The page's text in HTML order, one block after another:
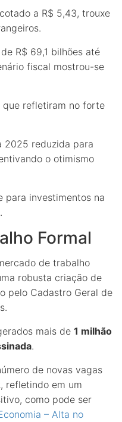
a R$ 5,43, trouxe
R$ 69,1 bilhões até
fiscal mostrou-se
que refletiram no forte
2025 reduzida para
o otimismo
para investimentos na
Formal
de trabalho
robusta criação de
pelo Cadastro Geral de
mais de 1 milhão
.
de novas vagas
, refletindo em um
como pode ser
– Alta no